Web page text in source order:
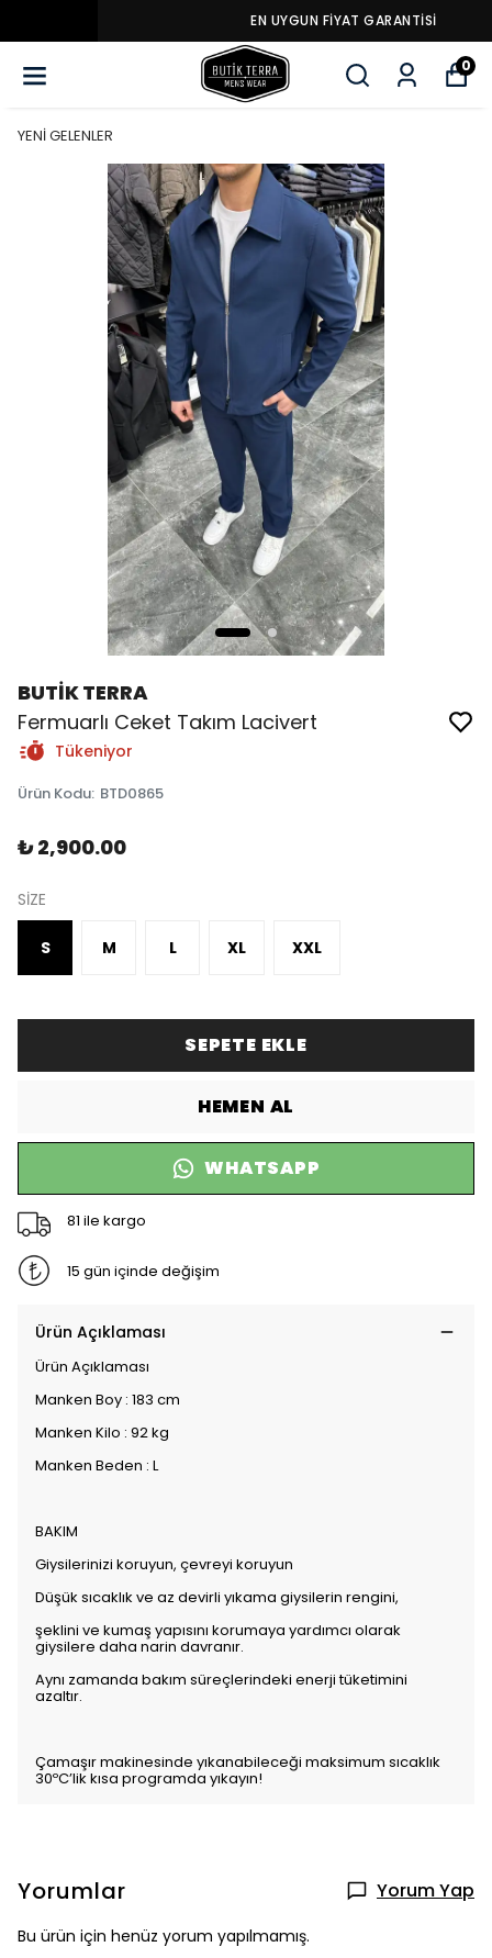
EN UYGUN FİYAT GARANTİSİ
0
YENİ GELENLER
BUTİK TERRA
Fermuarlı Ceket Takım Lacivert
Tükeniyor
Ürün Kodu: BTD0865
₺ 2,900.00
SİZE
S M L XL XXL
SEPETE EKLE
HEMEN AL
WHATSAPP
81 ile kargo
15 gün içinde değişim
Ürün Açıklaması
Ürün Açıklaması
Manken Boy : 183 cm
Manken Kilo : 92 kg
Manken Beden : L
BAKIM
Giysilerinizi koruyun, çevreyi koruyun
Düşük sıcaklık ve az devirli yıkama giysilerin rengini,
şeklini ve kumaş yapısını korumaya yardımcı olarak
giysilere daha narin davranır.
Aynı zamanda bakım süreçlerindeki enerji tüketimini
azaltır.
Çamaşır makinesinde yıkanabileceği maksimum sıcaklık
30ºC’lik kısa programda yıkayın!
Yorumlar Yorum Yap
Bu ürün için henüz yorum yapılmamış.